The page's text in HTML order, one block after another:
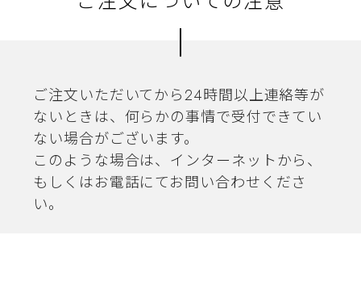
ご注文いただいてから24時間以上連絡等が
ないときは、何らかの事情で受付できてい
ない場合がございます。
このような場合は、インターネットから、
もしくはお電話にてお問い合わせくださ
い。